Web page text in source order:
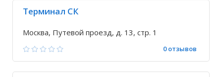
Терминал СК
Москва, Путевой проезд, д. 13, стр. 1
0 отзывов